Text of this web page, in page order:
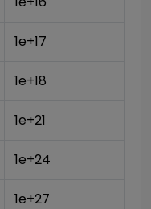
1e+17
1e+18
1e+21
1e+24
1e+27